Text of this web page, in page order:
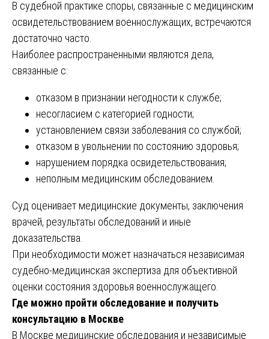
В судебной практике споры, связанные с медицинским
освидетельствованием военнослужащих, встречаются
достаточно часто.
Наиболее распространенными являются дела,
связанные с:
отказом в признании негодности к службе;
несогласием с категорией годности;
установлением связи заболевания со службой;
отказом в увольнении по состоянию здоровья;
нарушением порядка освидетельствования;
неполным медицинским обследованием.
Суд оценивает медицинские документы, заключения
врачей, результаты обследований и иные
доказательства.
При необходимости может назначаться независимая
судебно-медицинская экспертиза для объективной
оценки состояния здоровья военнослужащего.
Где можно пройти обследование и получить
консультацию в Москве
В Москве медицинские обследования и независимые